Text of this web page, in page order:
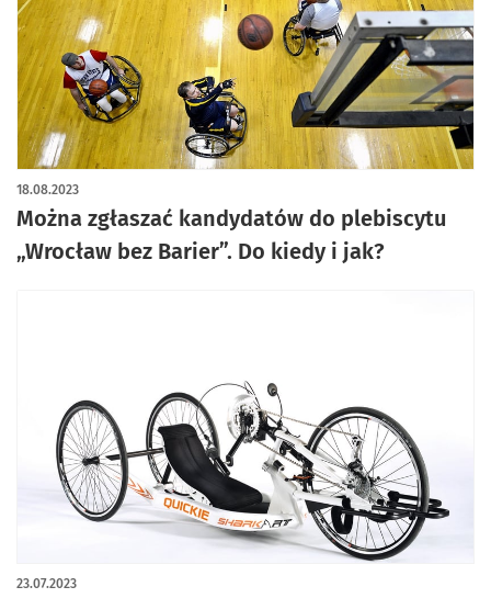
Można zgłaszać kandydatów do plebiscytu
„Wrocław bez Barier”. Do kiedy i jak?
18.08.2023
23.07.2023